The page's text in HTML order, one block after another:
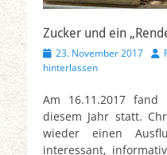
Zucker und ein
Veröffentlicht
am
23. November 2017
hinterlassen
Am 16.11.2017
diesem Jahr statt.
wieder einen
interessant,